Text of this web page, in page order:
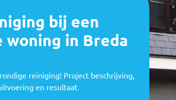
bij een
in Breda
reiniging! Project beschrijving,
en resultaat.